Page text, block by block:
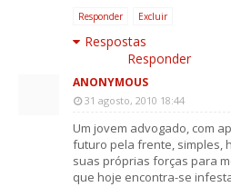
Responder Excluir
Respostas
Responder
ANONYMOUS
31 agosto, 2010 18:44
Um jovem advogado, com
futuro pela frente, simples,
suas próprias forças para
que hoje encontra-se